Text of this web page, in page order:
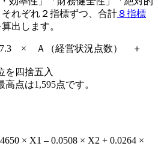
れぞれ２指標ずつ、 合計８指標
出 します。
× Ａ（経営状況点数） ＋
四捨五入
点は1,595点です。
× X1 – 0.0508 × X2 + 0.0264 ×